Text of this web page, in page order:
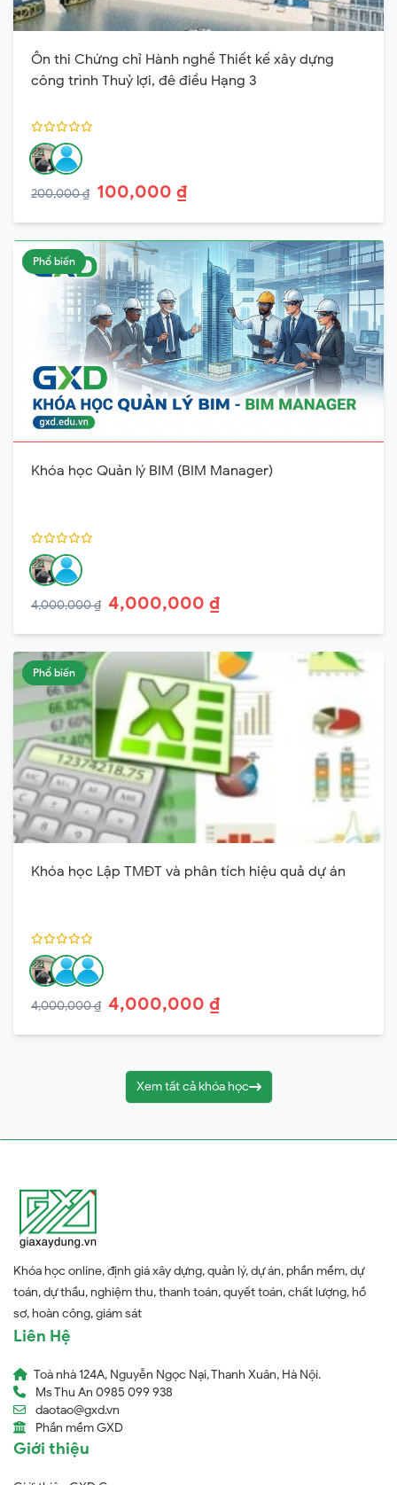
Ôn thi Chứng chỉ Hành nghề Thiết kế xây dựng
công trình Thuỷ lợi, đê điều Hạng 3
200,000 ₫ 100,000 ₫
Phổ biến
Khóa học Quản lý BIM (BIM Manager)
4,000,000 ₫ 4,000,000 ₫
Phổ biến
Khóa học Lập TMĐT và phân tích hiệu quả dự án
4,000,000 ₫ 4,000,000 ₫
Xem tất cả khóa học
Khóa học online, định giá xây dựng, quản lý, dự án, phần mềm, dự
toán, dự thầu, nghiệm thu, thanh toán, quyết toán, chất lượng, hồ
sơ, hoàn công, giám sát
Liên Hệ
Toà nhà 124A, Nguyễn Ngọc Nại, Thanh Xuân, Hà Nội.
Ms Thu An 0985 099 938
daotao@gxd.vn
Phần mềm GXD
Giới thiệu